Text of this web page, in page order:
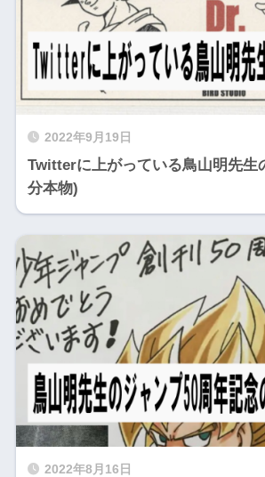
2022年9月19日
Twitterに上がっている鳥山明先生
分本物)
2022年8月16日